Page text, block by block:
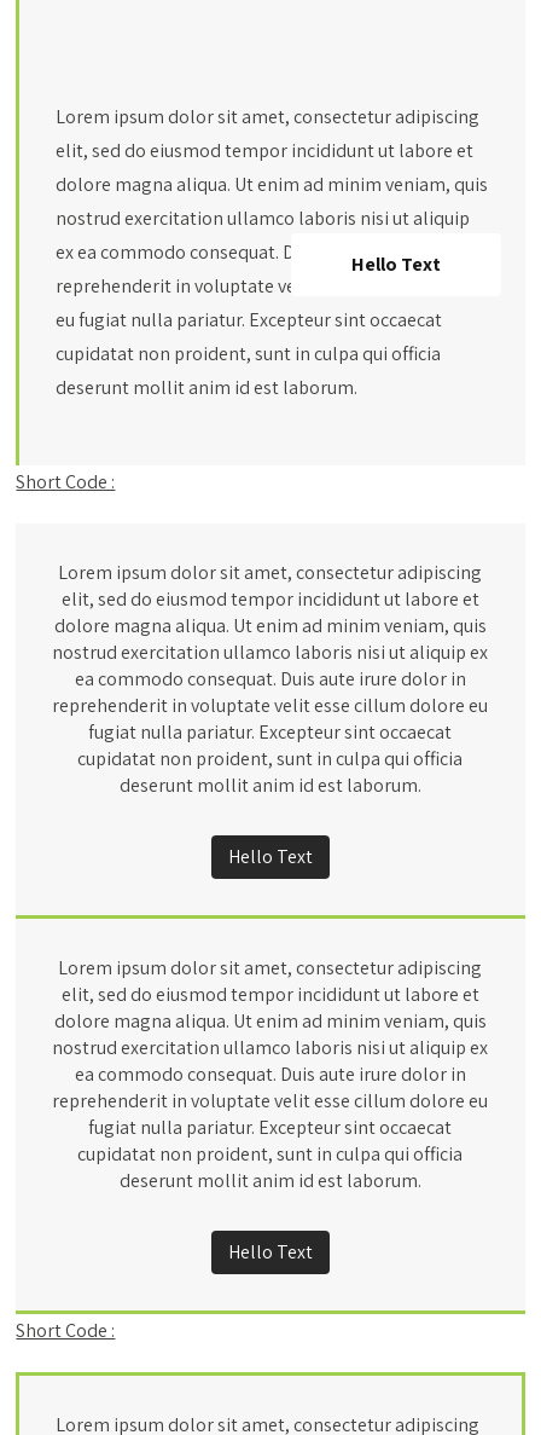
Lorem ipsum dolor sit amet, consectetur adipiscing
elit, sed do eiusmod tempor incididunt ut labore et
dolore magna aliqua. Ut enim ad minim veniam, quis
nostrud exercitation ullamco laboris nisi ut aliquip
ex ea commodo consequat. Duis aute irure dolor in
reprehenderit in voluptate velit esse cillum dolore
eu fugiat nulla pariatur. Excepteur sint occaecat
cupidatat non proident, sunt in culpa qui officia
deserunt mollit anim id est laborum.
Hello Text
Short Code :
Lorem ipsum dolor sit amet, consectetur adipiscing
elit, sed do eiusmod tempor incididunt ut labore et
dolore magna aliqua. Ut enim ad minim veniam, quis
nostrud exercitation ullamco laboris nisi ut aliquip ex
ea commodo consequat. Duis aute irure dolor in
reprehenderit in voluptate velit esse cillum dolore eu
fugiat nulla pariatur. Excepteur sint occaecat
cupidatat non proident, sunt in culpa qui officia
deserunt mollit anim id est laborum.
Hello Text
Lorem ipsum dolor sit amet, consectetur adipiscing
elit, sed do eiusmod tempor incididunt ut labore et
dolore magna aliqua. Ut enim ad minim veniam, quis
nostrud exercitation ullamco laboris nisi ut aliquip ex
ea commodo consequat. Duis aute irure dolor in
reprehenderit in voluptate velit esse cillum dolore eu
fugiat nulla pariatur. Excepteur sint occaecat
cupidatat non proident, sunt in culpa qui officia
deserunt mollit anim id est laborum.
Hello Text
Short Code :
Lorem ipsum dolor sit amet, consectetur adipiscing